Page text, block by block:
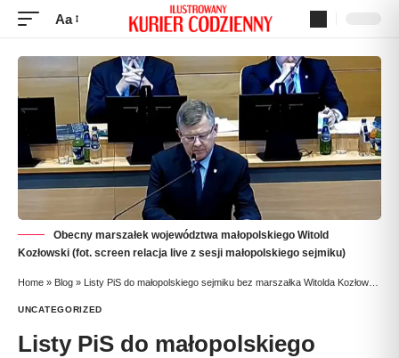
Aa
Obecny marszałek województwa małopolskiego Witold
Kozłowski (fot. screen relacja live z sesji małopolskiego sejmiku)
Home » Blog » Listy PiS do małopolskiego sejmiku bez marszałka Witolda Kozłowskiego?
UNCATEGORIZED
Listy PiS do małopolskiego